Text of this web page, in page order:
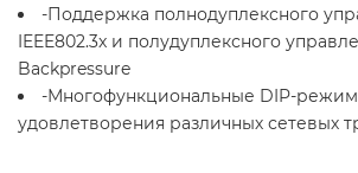
-Поддержка полнодуплексного
IEEE802.3x и полудуплексного
Backpressure
-Многофункциональные DIP-
удовлетворения различных сетевых